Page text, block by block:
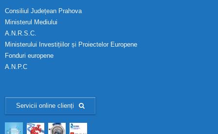
Consiliul Județean Prahova
Ministerul Mediului
A.N.R.S.C.
Ministerului Investițiilor și Proiectelor Europene
Fonduri europene
A.N.P.C
Servicii online clienți